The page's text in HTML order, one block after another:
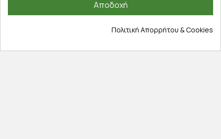
Πολιτική απορρήτου
Αποδοχή
Πολιτική Απορρήτου & Cookies